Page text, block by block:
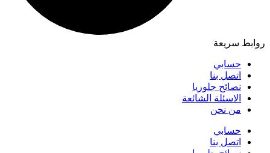
روابط سريعة
حسابي
اتصل بنا
نصائح جلوريا
الاسئلة الشائعة
من نحن
حسابي
اتصل بنا